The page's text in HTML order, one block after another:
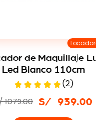
de Maquillaje
Led Blanco 110cm
(2)
S/ 939.00
1079.00